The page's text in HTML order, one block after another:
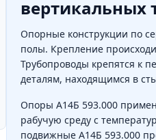
вертикальных
Опорные конструкции по
полы. Крепление
Трубопроводы крепятся к
деталям, находящимся в
Опоры А14Б 593.000
рабучую среду с
подвижные А14Б 593.000